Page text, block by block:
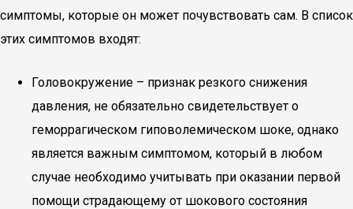
симптомы, которые он может почувствовать сам. В список
этих симптомов входят:
Головокружение – признак резкого снижения
давления, не обязательно свидетельствует о
геморрагическом гиповолемическом шоке, однако
является важным симптомом, который в любом
случае необходимо учитывать при оказании первой
помощи страдающему от шокового состояния